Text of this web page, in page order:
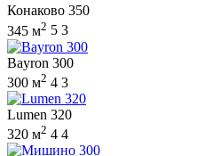
Конаково 350
345 м2 5 3
Bayron 300
300 м2 4 3
Lumen 320
320 м2 4 4